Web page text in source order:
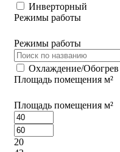
Инверторный
Режимы работы
Режимы работы
Охлаждение/Обогрев
Площадь помещения м²
Площадь помещения м²
20